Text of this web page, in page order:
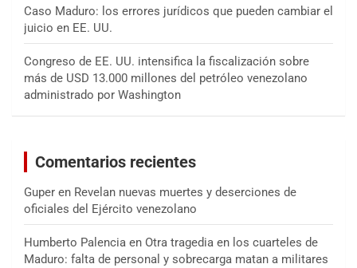
Caso Maduro: los errores jurídicos que pueden cambiar el
juicio en EE. UU.
Congreso de EE. UU. intensifica la fiscalización sobre
más de USD 13.000 millones del petróleo venezolano
administrado por Washington
Comentarios recientes
Guper en Revelan nuevas muertes y deserciones de
oficiales del Ejército venezolano
Humberto Palencia en Otra tragedia en los cuarteles de
Maduro: falta de personal y sobrecarga matan a militares